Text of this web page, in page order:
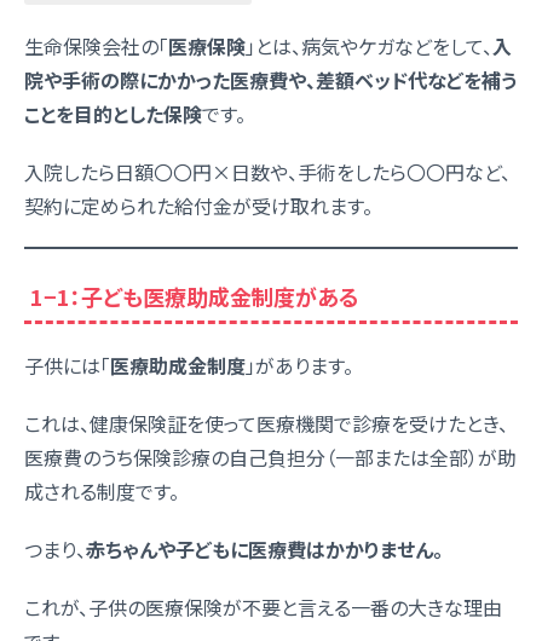
生命保険会社の「医療保険」とは、病気やケガなどをして、入
院や手術の際にかかった医療費や、差額ベッド代などを補う
ことを目的とした保険です。
入院したら日額〇〇円×日数や、手術をしたら〇〇円など、
契約に定められた給付金が受け取れます。
1−1：子ども医療助成金制度がある
子供には「医療助成金制度」があります。
これは、健康保険証を使って医療機関で診療を受けたとき、
医療費のうち保険診療の自己負担分（一部または全部）が助
成される制度です。
つまり、赤ちゃんや子どもに医療費はかかりません。
これが、子供の医療保険が不要と言える一番の大きな理由